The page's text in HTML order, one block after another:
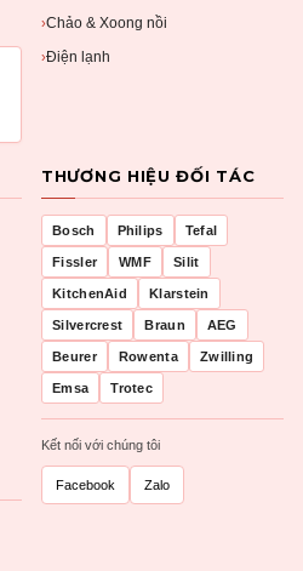
›Chảo & Xoong nồi
›Điện lạnh
THƯƠNG HIỆU ĐỐI TÁC
Bosch Philips Tefal
Fissler WMF Silit
KitchenAid Klarstein
Silvercrest Braun AEG
Beurer Rowenta Zwilling
Emsa Trotec
Kết nối với chúng tôi
Facebook Zalo